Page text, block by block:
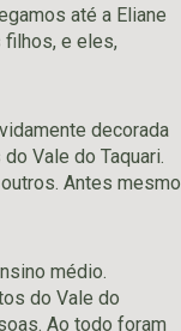
até a Eliane
filhos, e eles,
decorada
Vale do Taquari.
Antes mesmo
médio.
do Vale do
Ao todo foram